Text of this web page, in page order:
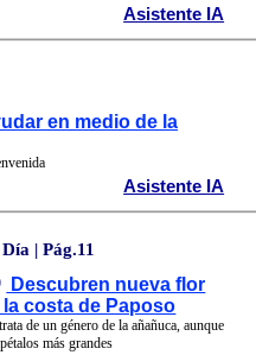
Asistente IA
en medio de la
Asistente IA
| Pág.11
Descubren nueva flor
la costa de Paposo
de un género de la añañuca, aunque
más grandes